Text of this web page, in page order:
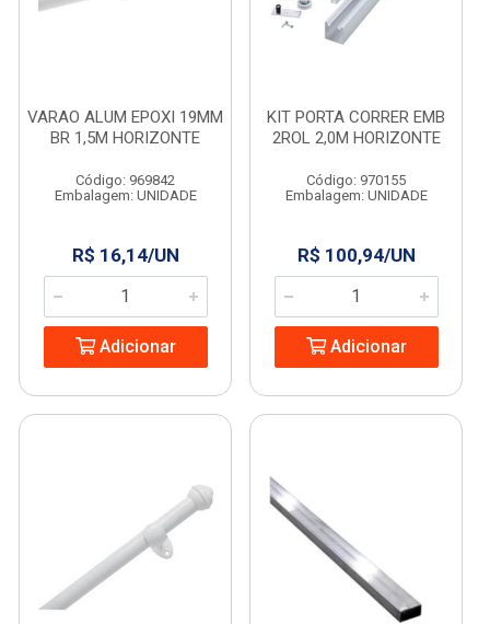
VARAO ALUM EPOXI 19MM
BR 1,5M HORIZONTE
Código: 969842
Embalagem: UNIDADE
R$ 16,14/UN
Adicionar
KIT PORTA CORRER EMB
2ROL 2,0M HORIZONTE
Código: 970155
Embalagem: UNIDADE
R$ 100,94/UN
Adicionar